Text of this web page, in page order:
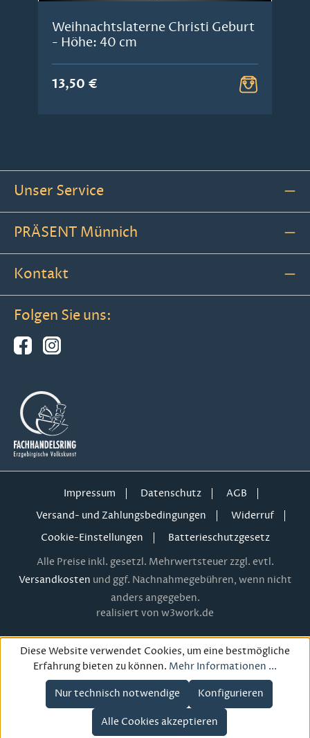
Weihnachtslaterne Christi Geburt
- Höhe: 40 cm
13,50 €
Unser Service
PRÄSENT Münnich
Kontakt
Folgen Sie uns:
Impressum Datenschutz
AGB
Versand- und Zahlungsbedingungen
Widerruf
Cookie-Einstellungen
Batterieschutzgesetz
Alle Preise inkl. gesetzl. Mehrwertsteuer zzgl. evtl.
Versandkosten und ggf. Nachnahmegebühren, wenn nicht
anders angegeben.
realisiert von w3work.de
Diese Website verwendet Cookies, um eine bestmögliche
Erfahrung bieten zu können. Mehr Informationen ...
Nur technisch notwendige Konfigurieren
Alle Cookies akzeptieren